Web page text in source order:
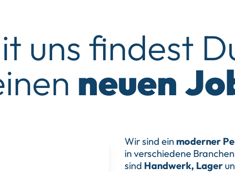
uns findest
neuen
Wir sind ein moderner
in verschiedene
sind Handwerk, Lager